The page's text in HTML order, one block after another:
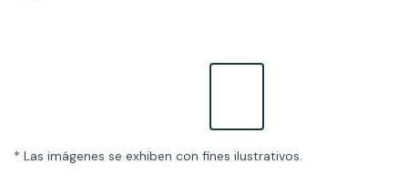
* Las imágenes se exhiben con fines ilustrativos.